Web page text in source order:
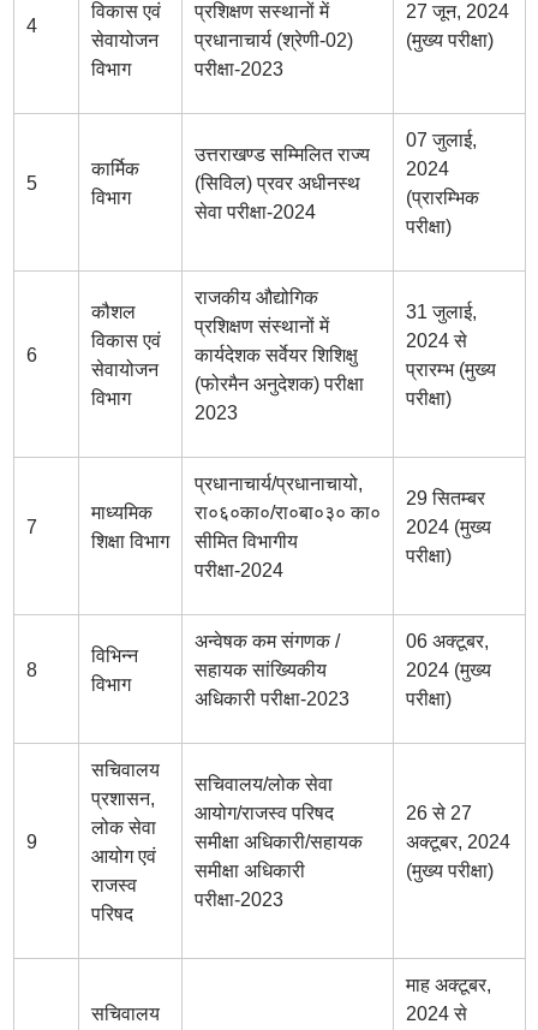
4
विकास एवं
सेवायोजन
विभाग
प्रशिक्षण सस्थानों में
प्रधानाचार्य (श्रेणी-02)
परीक्षा-2023
27 जून, 2024
(मुख्य परीक्षा)
5
कार्मिक
विभाग
उत्तराखण्ड सम्मिलित राज्य
(सिविल) प्रवर अधीनस्थ
सेवा परीक्षा-2024
07 जुलाई,
2024
(प्रारम्भिक
परीक्षा)
6
कौशल
विकास एवं
सेवायोजन
विभाग
राजकीय औद्योगिक
प्रशिक्षण संस्थानों में
कार्यदेशक सर्वेयर शिशिक्षु
(फोरमैन अनुदेशक) परीक्षा
2023
31 जुलाई,
2024 से
प्रारम्भ (मुख्य
परीक्षा)
7
माध्यमिक
शिक्षा विभाग
प्रधानाचार्य/प्रधानाचायो,
रा०६०का०/रा०बा०३० का०
सीमित विभागीय
परीक्षा-2024
29 सितम्बर
2024 (मुख्य
परीक्षा)
8
विभिन्न
विभाग
अन्वेषक कम संगणक /
सहायक सांख्यिकीय
अधिकारी परीक्षा-2023
06 अक्टूबर,
2024 (मुख्य
परीक्षा)
9
सचिवालय
प्रशासन,
लोक सेवा
आयोग एवं
राजस्व
परिषद
सचिवालय/लोक सेवा
आयोग/राजस्व परिषद
समीक्षा अधिकारी/सहायक
समीक्षा अधिकारी
परीक्षा-2023
26 से 27
अक्टूबर, 2024
(मुख्य परीक्षा)
सचिवालय
माह अक्टूबर,
2024 से